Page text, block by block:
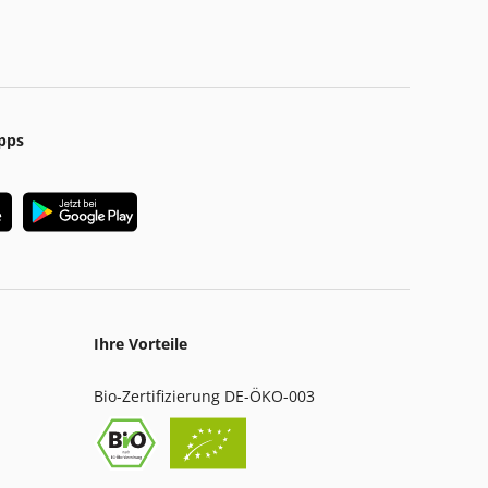
Ihre Vorteile
Bio-Zertifizierung DE-ÖKO-003